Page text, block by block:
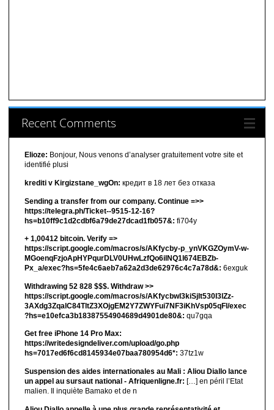
Recent Comments
Elioze: Bonjour, Nous venons d’analyser gratuitement votre site et
identifié plusi
krediti v Kirgizstane_wgOn: кредит в 18 лет без отказа
Sending a transfer from our company. Continue =>>
https://telegra.ph/Ticket--9515-12-16?
hs=b10ff9c1d2cdbf6a79de27dcad1fb057&: fi704y
+ 1,00412 bitсоin. Verify =>
https://script.google.com/macros/s/AKfycby-p_ynVKGZOymV-w-
MGoenqFzjoApHYPqurDLV0UHwLzfQo6ilNQ1l674EBZb-
Px_a/exec?hs=5fe4c6aeb7a62a2d3de62976c4c7a78d&: 6exguk
Withdrawing 52 828 $$$. Withdrаw >>
https://script.google.com/macros/s/AKfycbwl3kiSjlt530I3lZz-
3AXdg3ZqalC84TltZ3XOjgEM2Y7ZWYFui7NF3iKhVsp05qFl/exec
?hs=e10efca3b18387554904689d4901de80&: qu7gqa
Get free iPhone 14 Pro Max:
https://writedesigndeliver.com/upload/go.php
hs=7017ed6f6cd8145934e07baa780954d6*: 37tz1w
Suspension des aides internationales au Mali : Aliou Diallo lance
un appel au sursaut national - Afriquenligne.fr: […] en péril l’Etat
malien. Il inquiète Bamako et de n